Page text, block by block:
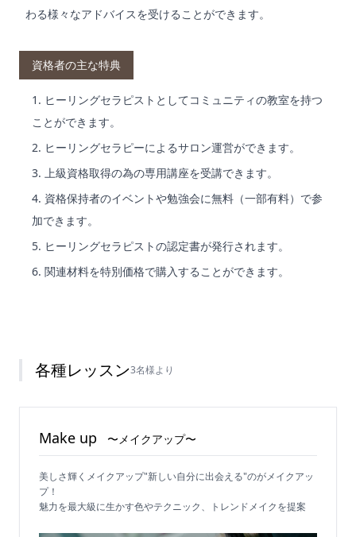
わる様々なアドバイスを受けることができます。
資格者の主な特典
ヒーリングセラピストとしてコミュニティの教室を持つ
ことができます。
ヒーリングセラピーによるサロン運営ができます。
上級資格取得の為の専用講座を受講できます。
資格保持者のイベントや勉強会に無料（一部有料）で参
加できます。
ヒーリングセラピストの認定書が発行されます。
関連材料を特別価格で購入することができます。
各種レッスン3名様より
Make up 〜メイクアップ〜
美しさ輝くメイクアップ"新しい自分に出会える"のがメイクアッ
プ！
魅力を最大級に生かす色やテクニック、トレンドメイクを提案